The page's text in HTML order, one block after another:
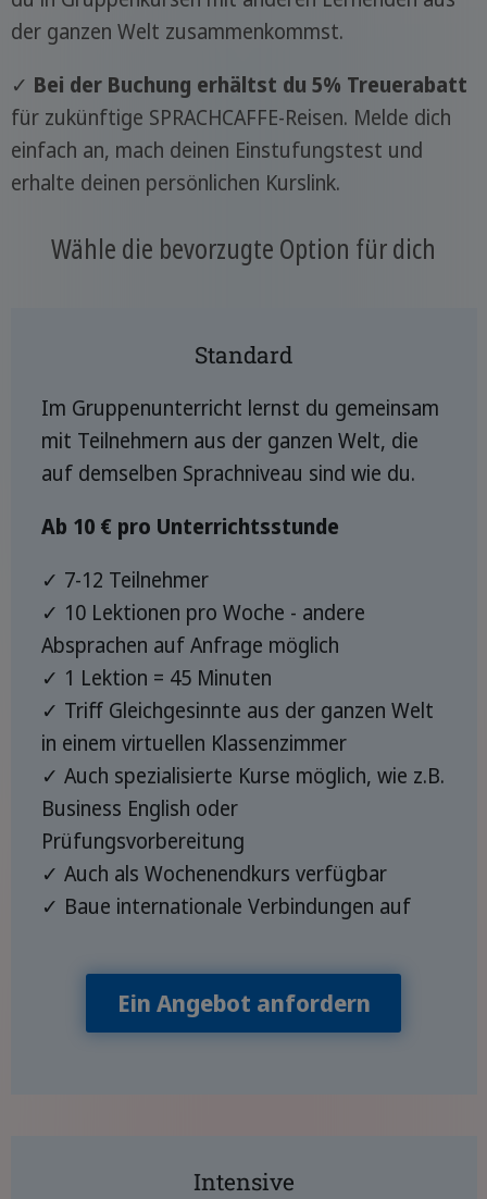
der ganzen Welt zusammenkommst.
✓ Bei der Buchung erhältst du 5% Treuerabatt
für zukünftige SPRACHCAFFE-Reisen. Melde dich
einfach an, mach deinen Einstufungstest und
erhalte deinen persönlichen Kurslink.
Wähle die bevorzugte Option für dich
Standard
Im Gruppenunterricht lernst du gemeinsam
mit Teilnehmern aus der ganzen Welt, die
auf demselben Sprachniveau sind wie du.
Ab 10 € pro Unterrichtsstunde
✓ 7-12 Teilnehmer
✓ 10 Lektionen pro Woche - andere
Absprachen auf Anfrage möglich
✓ 1 Lektion = 45 Minuten
✓ Triff Gleichgesinnte aus der ganzen Welt
in einem virtuellen Klassenzimmer
✓ Auch spezialisierte Kurse möglich, wie z.B.
Business English oder
Prüfungsvorbereitung
✓ Auch als Wochenendkurs verfügbar
✓ Baue internationale Verbindungen auf
Ein Angebot anfordern
Intensive